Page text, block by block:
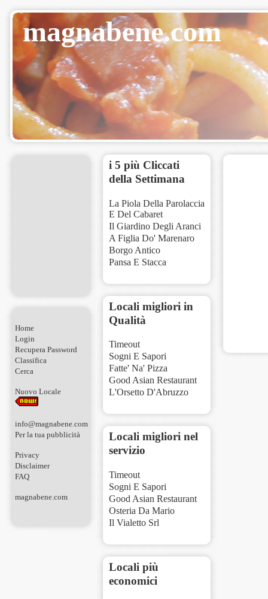
magnabene.com
Home
Login
Recupera Password
Classifica
Cerca
Nuovo Locale
info@magnabene.com
Per la tua pubblicità
Privacy
Disclaimer
FAQ
magnabene.com
i 5 più Cliccati
della Settimana
La Piola Della Parolaccia
E Del Cabaret
Il Giardino Degli Aranci
A Figlia Do' Marenaro
Borgo Antico
Pansa E Stacca
Locali migliori in
Qualità
Timeout
Sogni E Sapori
Fatte' Na' Pizza
Good Asian Restaurant
L'Orsetto D'Abruzzo
Locali migliori nel
servizio
Timeout
Sogni E Sapori
Good Asian Restaurant
Osteria Da Mario
Il Vialetto Srl
Locali più
economici